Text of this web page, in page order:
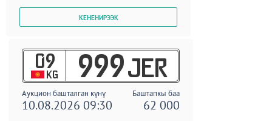
09
KG 999 JER
Аукцион башталган күнү Баштапкы баа
10.08.2026 09:30 62 000